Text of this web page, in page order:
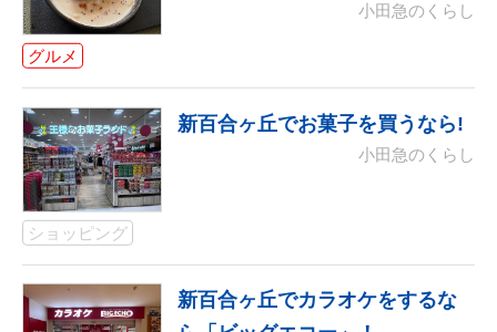
グルメ
小田急のくらし
ショッピング
新百合ヶ丘でお菓子を買うなら!
小田急のくらし
新百合ヶ丘でカラオケをするな